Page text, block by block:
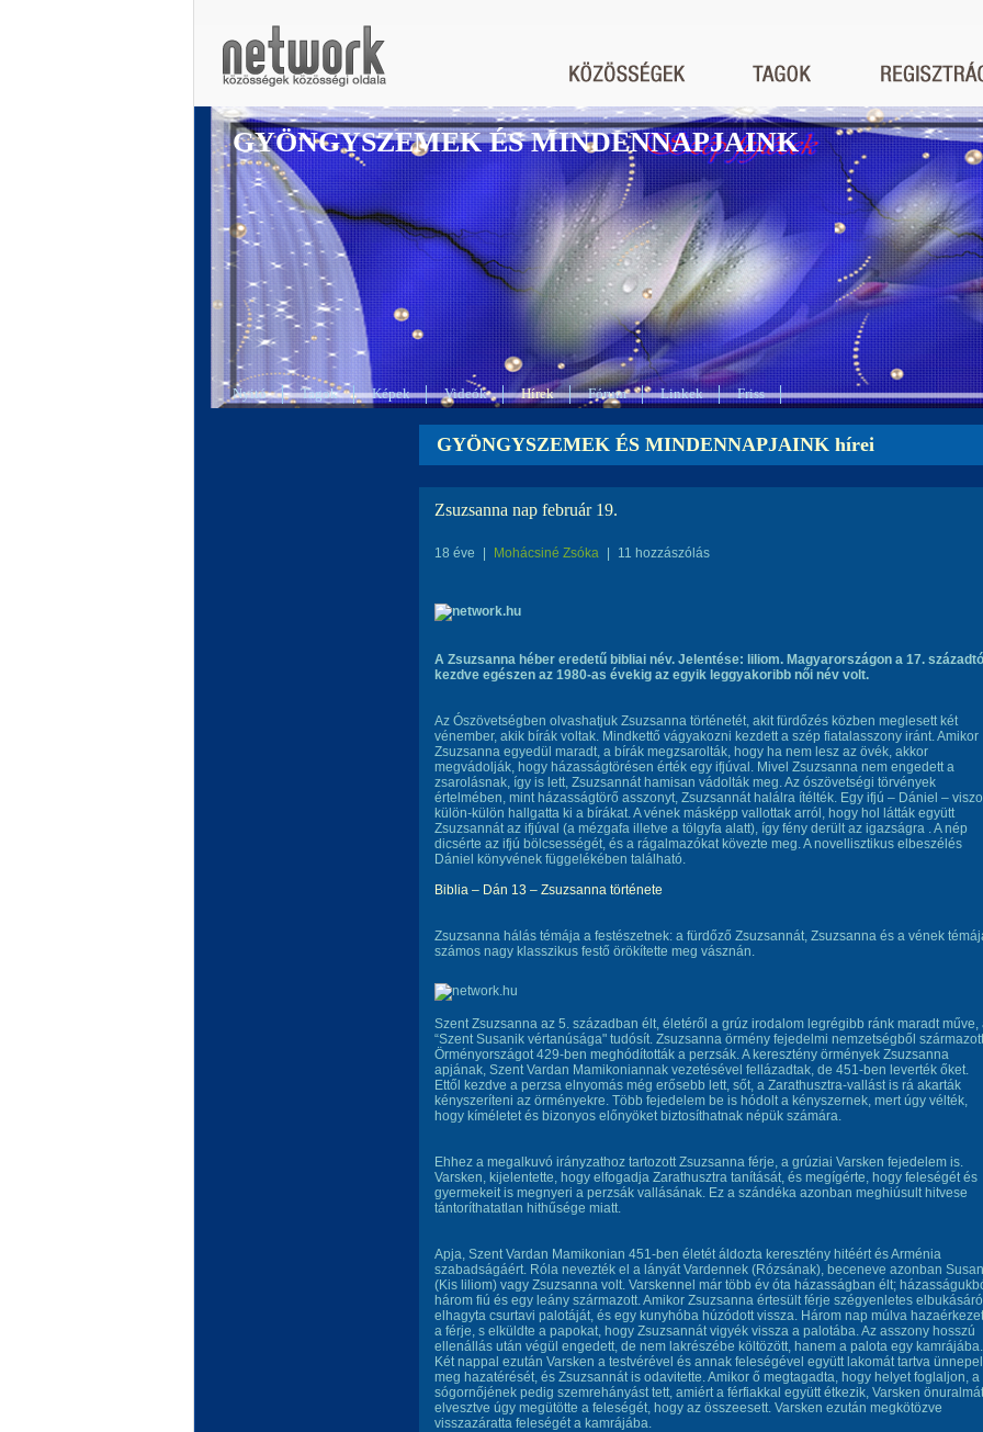
GYÖNGYSZEMEK ÉS MINDENNAPJAINK
Nyitó Tagok Képek Videók Hírek Fórum Linkek Friss
GYÖNGYSZEMEK ÉS MINDENNAPJAINK hírei
Zsuzsanna nap február 19.
18 éve Mohácsiné Zsóka 11 hozzászólás
A Zsuzsanna héber eredetű bibliai név. Jelentése: liliom. Magyarországon a 17.
kezdve egészen az 1980-as évekig az egyik leggyakoribb női név volt.
Az Ószövetségben olvashatjuk Zsuzsanna történetét, akit fürdőzés közben meglesett két
vénember, akik bírák voltak. Mindkettő vágyakozni kezdett a szép fiatalasszony iránt. Amikor
Zsuzsanna egyedül maradt, a bírák megzsarolták, hogy ha nem lesz az övék, akkor
megvádolják, hogy házasságtörésen érték egy ifjúval. Mivel Zsuzsanna nem engedett a
zsarolásnak, így is lett, Zsuzsannát hamisan vádolták meg. Az ószövetségi törvények
értelmében, mint házasságtörő asszonyt, Zsuzsannát halálra ítélték. Egy ifjú – Dániel –
külön-külön hallgatta ki a bírákat. A vének másképp vallottak arról, hogy hol látták együtt
Zsuzsannát az ifjúval (a mézgafa illetve a tölgyfa alatt), így fény derült az igazságra . A nép
dicsérte az ifjú bölcsességét, és a rágalmazókat kövezte meg. A novellisztikus elbeszélés
Dániel könyvének függelékében található.
Biblia – Dán 13 – Zsuzsanna története
Zsuzsanna hálás témája a festészetnek: a fürdőző Zsuzsannát, Zsuzsanna és a vének
számos nagy klasszikus festő örökítette meg vásznán.
Szent Zsuzsanna az 5. században élt, életéről a grúz irodalom legrégibb ránk maradt műve,
“Szent Susanik vértanúsága" tudósít. Zsuzsanna örmény fejedelmi nemzetségből
Örményországot 429-ben meghódították a perzsák. A keresztény örmények Zsuzsanna
apjának, Szent Vardan Mamikoniannak vezetésével fellázadtak, de 451-ben leverték őket.
Ettől kezdve a perzsa elnyomás még erősebb lett, sőt, a Zarathusztra-vallást is rá akarták
kényszeríteni az örményekre. Több fejedelem be is hódolt a kényszernek, mert úgy vélték,
hogy kíméletet és bizonyos előnyöket biztosíthatnak népük számára.
Ehhez a megalkuvó irányzathoz tartozott Zsuzsanna férje, a grúziai Varsken fejedelem is.
Varsken, kijelentette, hogy elfogadja Zarathusztra tanítását, és megígérte, hogy feleségét és
gyermekeit is megnyeri a perzsák vallásának. Ez a szándéka azonban meghiúsult hitvese
tántoríthatatlan hithűsége miatt.
Apja, Szent Vardan Mamikonian 451-ben életét áldozta keresztény hitéért és Arménia
szabadságáért. Róla nevezték el a lányát Vardennek (Rózsának), beceneve azonban
(Kis liliom) vagy Zsuzsanna volt. Varskennel már több év óta házasságban élt;
három fiú és egy leány származott. Amikor Zsuzsanna értesült férje szégyenletes
elhagyta csurtavi palotáját, és egy kunyhóba húzódott vissza. Három nap múlva
a férje, s elküldte a papokat, hogy Zsuzsannát vigyék vissza a palotába. Az asszony hosszú
ellenállás után végül engedett, de nem lakrészébe költözött, hanem a palota egy kamrájába.
Két nappal ezután Varsken a testvérével és annak feleségével együtt lakomát tartva
meg hazatérését, és Zsuzsannát is odavitette. Amikor ő megtagadta, hogy helyet foglaljon, a
sógornőjének pedig szemrehányást tett, amiért a férfiakkal együtt étkezik, Varsken önuralmát
elvesztve úgy megütötte a feleségét, hogy az összeesett. Varsken ezután megkötözve
visszazáratta feleségét a kamrájába.